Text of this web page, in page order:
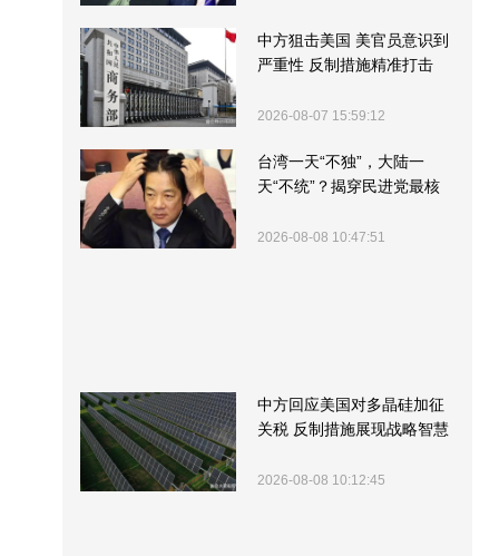
中方狙击美国 美官员意识到
严重性 反制措施精准打击
2026-08-07 15:59:12
台湾一天“不独”，大陆一
天“不统”？揭穿民进党最核
2026-08-08 10:47:51
中方回应美国对多晶硅加征
关税 反制措施展现战略智慧
2026-08-08 10:12:45